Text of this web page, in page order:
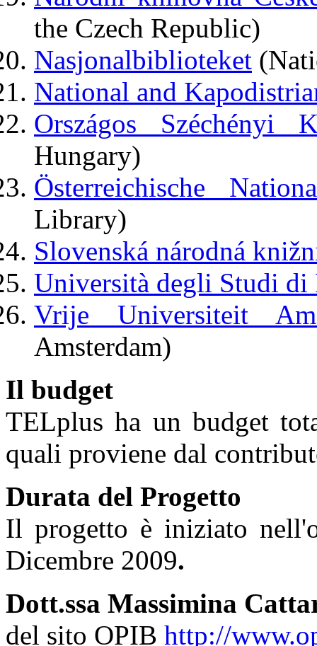
the Czech Republic)
Nasjonalbiblioteket
National and
Országos Széchényi
Hungary)
Österreichische
Library)
Slovenská národná
Università degli Studi di
Vrije Universiteit
Amsterdam)
Il budget
TELplus ha un budget
quali proviene dal
Durata del Progetto
Il progetto è iniziato
Dicembre 2009.
Dott.ssa Massimina
del sito OPIB http://